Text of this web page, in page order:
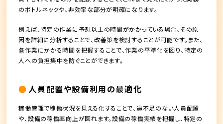
のボトルネックや、非効率な部分が明確になります。
例えば、特定の作業に予想以上の時間がかかっている場合、その原
因を詳細に分析することで、改善策を検討することが可能です。また、
各作業にかかる時間を把握することで、作業の平準化を図り、特定の
人への負担集中を防ぐことができます。
人員配置や設備利用の最適化
稼働管理で稼働状況を見える化することで、過不足のない人員配置
や、設備の稼働率向上が図れます。設備の稼働実績を把握し、特定の